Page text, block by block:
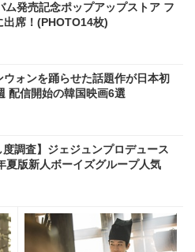
発売記念ポップアップストア フ
出席！(PHOTO14枚)
ウォンを踊らせた話題作が日本初
配信開始の韓国映画6選
度調査】ジェジュンプロデュース
夏版新人ボーイズグループ人気